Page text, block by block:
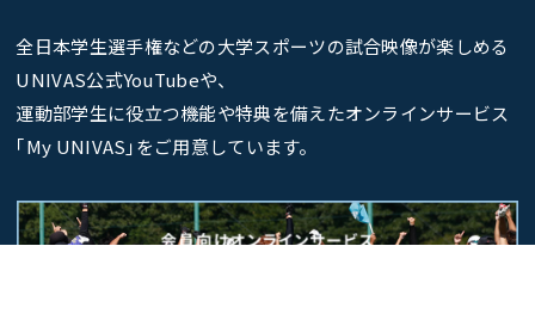
全日本学生選手権などの大学スポーツの試合映像が楽しめる
UNIVAS公式YouTubeや、
運動部学生に役立つ機能や特典を備えたオンラインサービス
｢My UNIVAS｣をご用意しています。